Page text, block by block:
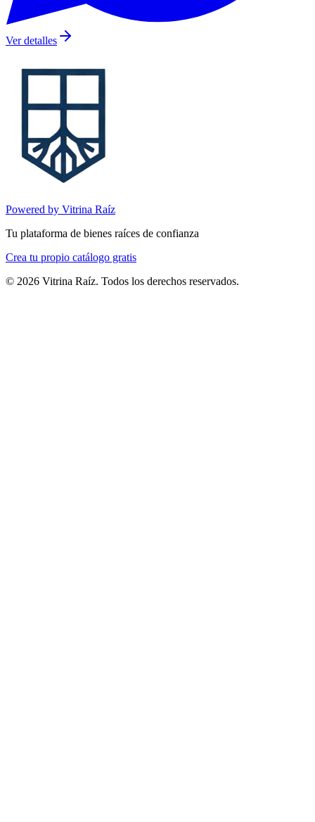
Ver detalles
Powered by Vitrina Raíz
Tu plataforma de bienes raíces de confianza
Crea tu propio catálogo gratis
© 2026 Vitrina Raíz. Todos los derechos reservados.